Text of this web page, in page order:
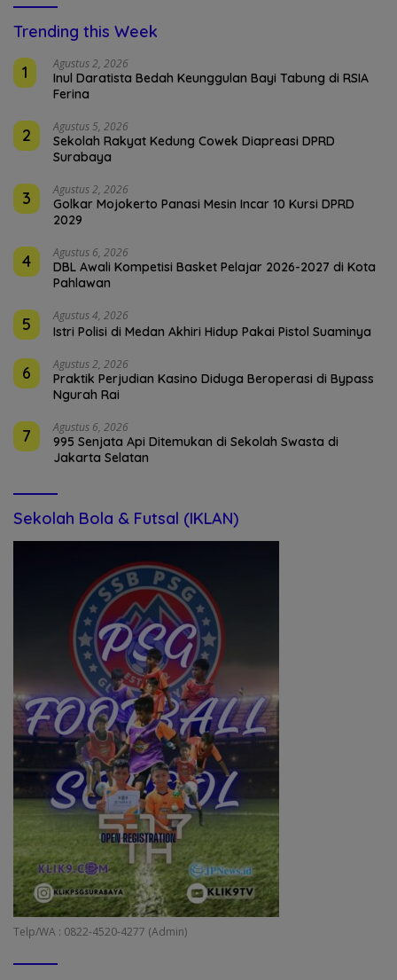
Trending this Week
1
Agustus 2, 2026
Inul Daratista Bedah Keunggulan Bayi Tabung di RSIA
Ferina
2 Agustus 5, 2026
Sekolah Rakyat Kedung Cowek Diapreasi DPRD
Surabaya
3 Agustus 2, 2026
Golkar Mojokerto Panasi Mesin Incar 10 Kursi DPRD
2029
4 Agustus 6, 2026
DBL Awali Kompetisi Basket Pelajar 2026-2027 di Kota
Pahlawan
5 Agustus 4, 2026
Istri Polisi di Medan Akhiri Hidup Pakai Pistol Suaminya
6 Agustus 2, 2026
Praktik Perjudian Kasino Diduga Beroperasi di Bypass
Ngurah Rai
7 Agustus 6, 2026
995 Senjata Api Ditemukan di Sekolah Swasta di
Jakarta Selatan
Sekolah Bola & Futsal (IKLAN)
Telp/WA : 0822-4520-4277 (Admin)